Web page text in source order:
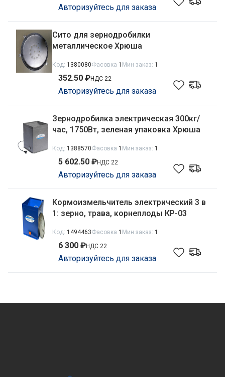
Авторизуйтесь для заказа
Сито для зернодробилки
металлическое Хрюша
Код: 1380080Фасовка 1 Мин заказ: 1
352.50 ₽НДС 22
Авторизуйтесь для заказа
Зернодробилка электрическая 300кг/
час, 1750Вт, зеленая упаковка Хрюша
Код: 1388570Фасовка 1 Мин заказ: 1
5 602.50 ₽НДС 22
Авторизуйтесь для заказа
Кормоизмельчитель электрический 3 в
1: зерно, трава, корнеплоды КР-03
Код: 1494463Фасовка 1 Мин заказ: 1
6 300 ₽НДС 22
Авторизуйтесь для заказа